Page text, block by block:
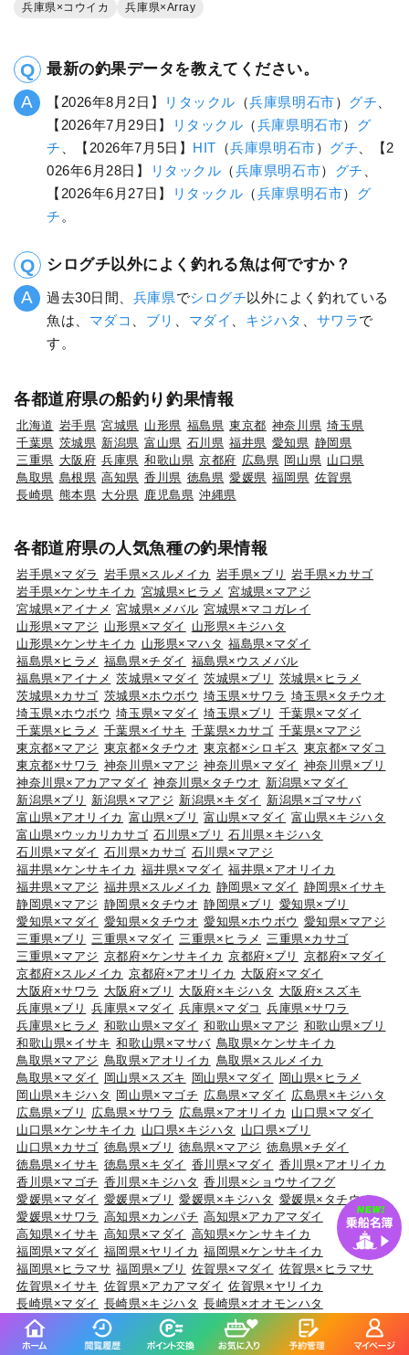
兵庫県×コウイカ
兵庫県×Array
最新の釣果データを教えてください。
【2026年8月2日】 リタックル （兵庫県明石市） グチ
【2026年7月29日】
リタックル （兵庫県明石市） グ
チ 、【2026年7月5日】 HIT （兵庫県明石市） グチ 、【2
026年6月28日】
リタックル （兵庫県明石市） グチ
【2026年6月27日】
リタックル （兵庫県明石市） グ
チ 。
シログチ以外によく釣れる魚は何ですか？
過去30日間、 兵庫県でシログチ以外によく釣れている
魚は、 マダコ ブリ マダイ キジハタ サワラで
す。
各都道府県の船釣り釣果情報
北海道 岩手県 宮城県 山形県 福島県 東京都 神奈川県 埼玉県
千葉県 茨城県 新潟県 富山県 石川県 福井県 愛知県 静岡県
三重県 大阪府 兵庫県 和歌山県 京都府 広島県 岡山県 山口県
鳥取県 島根県 高知県 香川県 徳島県 愛媛県 福岡県 佐賀県
長崎県 熊本県 大分県 鹿児島県 沖縄県
各都道府県の人気魚種の釣果情報
岩手県×マダラ 岩手県×スルメイカ 岩手県×ブリ
岩手県×カサゴ
岩手県×ケンサキイカ 宮城県×ヒラメ 宮城県×マアジ
宮城県×アイナメ 宮城県×メバル 宮城県×マコガレイ
山形県×マアジ 山形県×マダイ
山形県×キジハタ
山形県×ケンサキイカ
山形県×マハタ 福島県×マダイ
福島県×ヒラメ 福島県×チダイ 福島県×ウスメバル
福島県×アイナメ 茨城県×マダイ 茨城県×ブリ
茨城県×ヒラメ
茨城県×カサゴ 茨城県×ホウボウ 埼玉県×サワラ 埼玉県×タチウオ
埼玉県×ホウボウ 埼玉県×マダイ 埼玉県×ブリ
千葉県×マダイ
千葉県×ヒラメ 千葉県×イサキ 千葉県×カサゴ 千葉県×マアジ
東京都×マアジ 東京都×タチウオ 東京都×シロギス 東京都×マダコ
東京都×サワラ 神奈川県×マアジ 神奈川県×マダイ 神奈川県×ブリ
神奈川県×アカアマダイ 神奈川県×タチウオ 新潟県×マダイ
新潟県×ブリ
新潟県×マアジ 新潟県×キダイ
新潟県×ゴマサバ
富山県×アオリイカ 富山県×ブリ 富山県×マダイ 富山県×キジハタ
富山県×ウッカリカサゴ 石川県×ブリ
石川県×キジハタ
石川県×マダイ 石川県×カサゴ 石川県×マアジ
福井県×ケンサキイカ 福井県×マダイ 福井県×アオリイカ
福井県×マアジ 福井県×スルメイカ 静岡県×マダイ 静岡県×イサキ
静岡県×マアジ 静岡県×タチウオ 静岡県×ブリ
愛知県×ブリ
愛知県×マダイ 愛知県×タチウオ 愛知県×ホウボウ 愛知県×マアジ
三重県×ブリ
三重県×マダイ 三重県×ヒラメ
三重県×カサゴ
三重県×マアジ 京都府×ケンサキイカ 京都府×ブリ
京都府×マダイ
京都府×スルメイカ 京都府×アオリイカ
大阪府×マダイ
大阪府×サワラ
大阪府×ブリ 大阪府×キジハタ
大阪府×スズキ
兵庫県×ブリ
兵庫県×マダイ 兵庫県×マダコ
兵庫県×サワラ
兵庫県×ヒラメ 和歌山県×マダイ 和歌山県×マアジ 和歌山県×ブリ
和歌山県×イサキ 和歌山県×マサバ 鳥取県×ケンサキイカ
鳥取県×マアジ 鳥取県×アオリイカ 鳥取県×スルメイカ
鳥取県×マダイ
岡山県×スズキ 岡山県×マダイ
岡山県×ヒラメ
岡山県×キジハタ
岡山県×マゴチ 広島県×マダイ 広島県×キジハタ
広島県×ブリ
広島県×サワラ 広島県×アオリイカ 山口県×マダイ
山口県×ケンサキイカ
山口県×キジハタ
山口県×ブリ
山口県×カサゴ 徳島県×ブリ 徳島県×マアジ 徳島県×チダイ
徳島県×イサキ 徳島県×キダイ 香川県×マダイ 香川県×アオリイカ
香川県×マゴチ 香川県×キジハタ 香川県×ショウサイフグ
愛媛県×マダイ 愛媛県×ブリ 愛媛県×キジハタ 愛媛県×タチウオ
愛媛県×サワラ 高知県×カンパチ 高知県×アカアマダイ
高知県×イサキ 高知県×マダイ 高知県×ケンサキイカ
福岡県×マダイ 福岡県×ヤリイカ 福岡県×ケンサキイカ
福岡県×ヒラマサ 福岡県×ブリ 佐賀県×マダイ 佐賀県×ヒラマサ
佐賀県×イサキ 佐賀県×アカアマダイ 佐賀県×ヤリイカ
長崎県×マダイ 長崎県×キジハタ 長崎県×オオモンハタ
長崎県×アオハタ
長崎県×ブリ 熊本県×マダイ
熊本県×ヒラメ
熊本県×メバル 熊本県×キジハタ 熊本県×カサゴ
鹿児島県×マダイ